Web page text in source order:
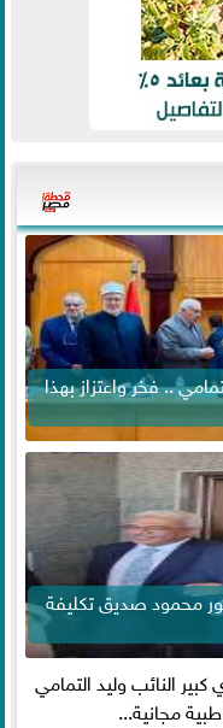
.. فخر واعتزاز بهذا
محمود صديق تكليفة
النائب وليد التمامي
مجانية...